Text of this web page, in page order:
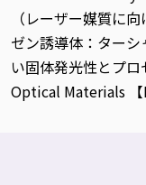
（レーザー媒質に
ゼン誘導体：ター
い固体発光性とプ
Optical Materials